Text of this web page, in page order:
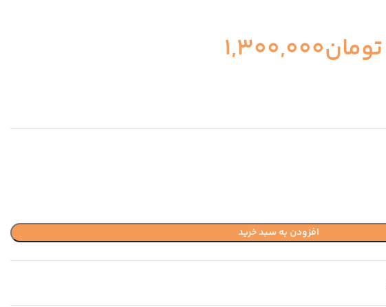
تومان1,300,000
افزودن به سبد خرید